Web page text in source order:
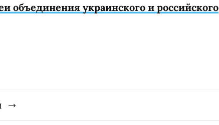
объединения украинского и российского